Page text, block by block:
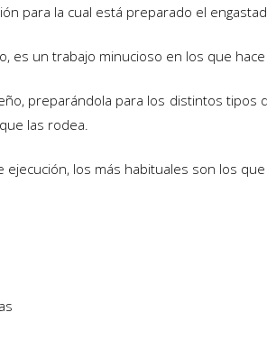
para la cual está preparado el
un trabajo minucioso en los que
preparándola para los distintos tipos
las rodea.
los más habituales son los